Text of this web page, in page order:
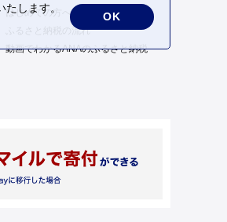
はじめての方へ
ふるさと納税の流れ
動画でわかるANAのふるさと納税
します。
OK